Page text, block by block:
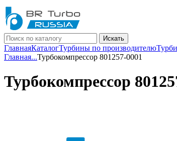
Искать
ГлавнаяКаталогТурбины по производителю
Главная...Турбокомпрессор 801257-0001
Турбокомпрессор